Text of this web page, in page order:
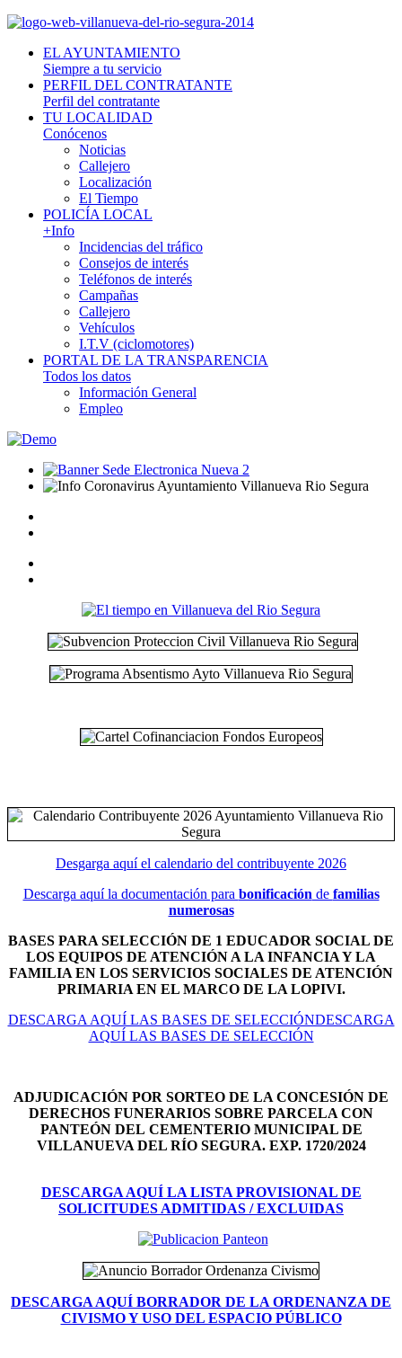
EL AYUNTAMIENTO
Siempre a tu servicio
PERFIL DEL CONTRATANTE
Perfil del contratante
TU LOCALIDAD
Conócenos
Noticias
Callejero
Localización
El Tiempo
POLICÍA LOCAL
+Info
Incidencias del tráfico
Consejos de interés
Teléfonos de interés
Campañas
Callejero
Vehículos
I.T.V (ciclomotores)
PORTAL DE LA TRANSPARENCIA
Todos los datos
Información General
Empleo
Desgarga aquí el calendario del contribuyente 2026
Descarga aquí la documentación para bonificación de familias
numerosas
BASES PARA SELECCIÓN DE 1 EDUCADOR SOCIAL DE
LOS EQUIPOS DE ATENCIÓN A LA INFANCIA Y LA
FAMILIA EN LOS SERVICIOS SOCIALES DE ATENCIÓN
PRIMARIA EN EL MARCO DE LA LOPIVI.
DESCARGA AQUÍ LAS BASES DE SELECCIÓNDESCARGA
AQUÍ LAS BASES DE SELECCIÓN
ADJUDICACIÓN POR SORTEO DE LA CONCESIÓN DE
DERECHOS FUNERARIOS SOBRE PARCELA CON
PANTEÓN DEL CEMENTERIO MUNICIPAL DE
VILLANUEVA DEL RÍO SEGURA. EXP. 1720/2024
DESCARGA AQUÍ LA LISTA PROVISIONAL DE
SOLICITUDES ADMITIDAS / EXCLUIDAS
DESCARGA AQUÍ BORRADOR DE LA ORDENANZA DE
CIVISMO Y USO DEL ESPACIO PÚBLICO